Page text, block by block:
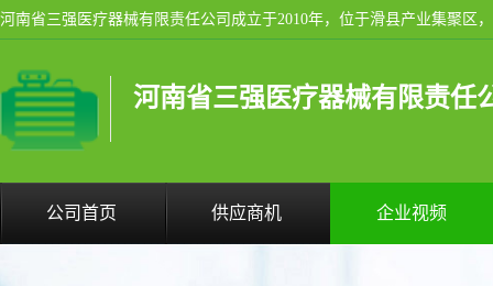
河南省三强医疗器械有限责任
公司首页 供应商机 企业视频